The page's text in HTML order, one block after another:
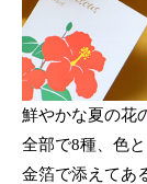
鮮やかな夏の花
全部で8種、色と
金箔で添えてあ